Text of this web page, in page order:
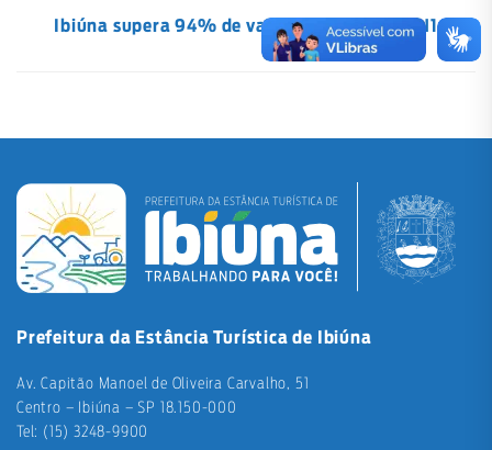
Ibiúna supera 94% de vacinação contra H1N1
Prefeitura da Estância Turística de Ibiúna
Av. Capitão Manoel de Oliveira Carvalho, 51
Centro – Ibiúna – SP 18.150-000
Tel: (15) 3248-9900